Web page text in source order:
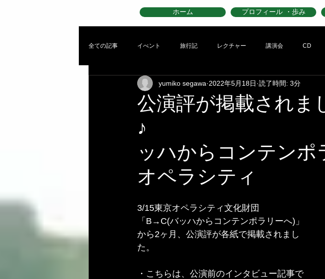
ホーム プロフィール ・歩み
全ての記事 イべント 旅行記 レクチャー 講演会 CD
公演評が掲載されま
♪ 3/15「
ッハからコンテンポ
オペラシティ
yumiko segawa 2022年5月18日 読了時間: 3分
3/15東京オペラシティ文化財団
「B→C(バッハからコンテンポラリーへ)」
から2ヶ月、公演評が各紙で掲載されまし
た。
・こちらは、公演前のインタビュー記事で